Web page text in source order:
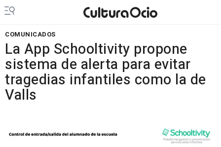
COMUNICADOS
La App Schooltivity propone
sistema de alerta para evitar
tragedias infantiles como la de
Valls